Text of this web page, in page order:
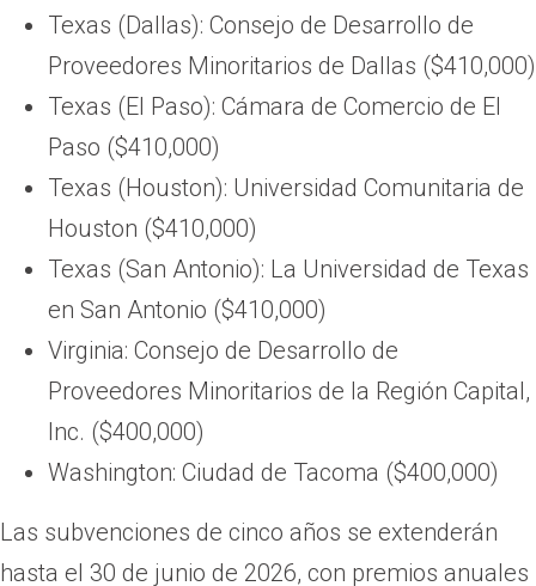
Texas (Dallas): Consejo de Desarrollo de
Proveedores Minoritarios de Dallas ($410,000)
Texas (El Paso): Cámara de Comercio de El
Paso ($410,000)
Texas (Houston): Universidad Comunitaria de
Houston ($410,000)
Texas (San Antonio): La Universidad de Texas
en San Antonio ($410,000)
Virginia: Consejo de Desarrollo de
Proveedores Minoritarios de la Región Capital,
Inc. ($400,000)
Washington: Ciudad de Tacoma ($400,000)
Las subvenciones de cinco años se extenderán
hasta el 30 de junio de 2026, con premios anuales